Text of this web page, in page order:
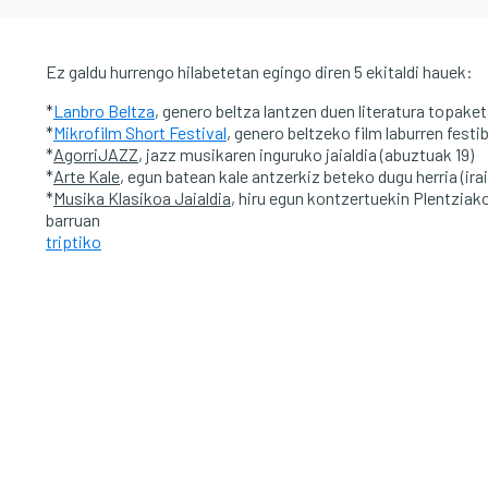
Ez galdu hurrengo hilabetetan egingo diren 5 ekitaldi hauek:
*Lanbro Beltza, genero beltza lantzen duen literatura
*Mikrofilm Short Festival, genero beltzeko film laburren
*AgorriJAZZ, jazz musikaren inguruko jaialdia (abuztuak 19)
*Arte Kale, egun batean kale antzerkiz beteko dugu herria
*Musika Klasikoa Jaialdia, hiru egun kontzertuekin
barruan
triptiko